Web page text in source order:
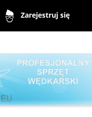
Zarejestruj się